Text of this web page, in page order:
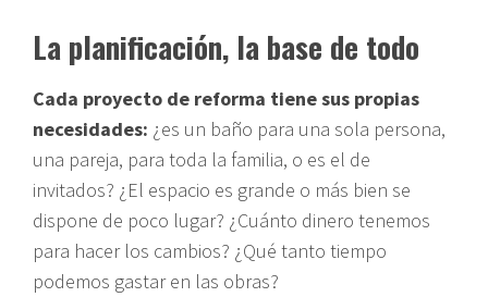
La planificación, la base de todo
Cada proyecto de reforma tiene sus propias
necesidades: ¿es un baño para una sola persona,
una pareja, para toda la familia, o es el de
invitados? ¿El espacio es grande o más bien se
dispone de poco lugar? ¿Cuánto dinero tenemos
para hacer los cambios? ¿Qué tanto tiempo
podemos gastar en las obras?